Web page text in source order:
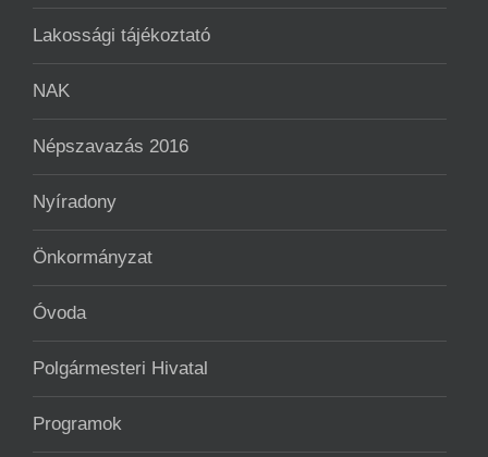
Lakossági tájékoztató
NAK
Népszavazás 2016
Nyíradony
Önkormányzat
Óvoda
Polgármesteri Hivatal
Programok